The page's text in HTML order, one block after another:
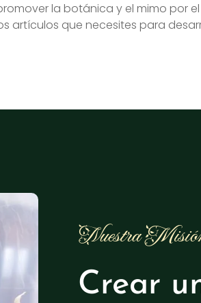
la botánica y el mimo por
artículos que necesites para
Nuestra
Crear